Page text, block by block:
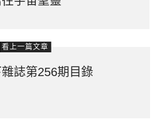
看上一篇文章
誌第256期目錄